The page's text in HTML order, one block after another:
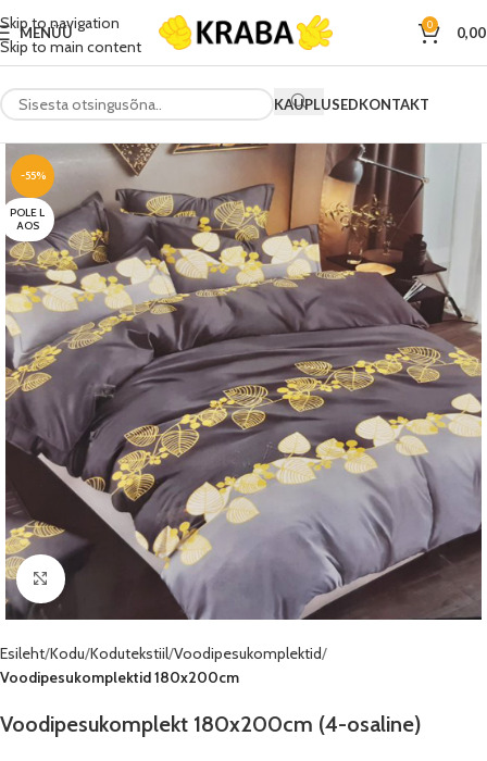
Skip to navigation
Skip to main content
MENÜÜ 0
KAUPLUSEDKONTAKT
-55%
POLE L
AOS
Vaata pilti
Esileht Kodu Kodutekstiil Voodipesukomplektid
Voodipesukomplektid 180x200cm
Voodipesukomplekt 180x200cm (4-osaline)